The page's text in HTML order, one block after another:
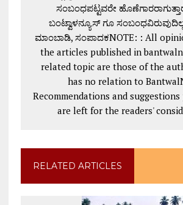
ಸಂಬಂಧಪಟ್ಟವರೇ
ಬಂಟ್ವಾಳನ್ಯೂಸ್ ಗೂ
ಮಾಂಬಾಡಿ, ಸಂಪಾದಕNOTE: : All
the articles published in
related topic are those of the
has no relation to
Recommendations and
are left for the readers'
RELATED ARTICLES